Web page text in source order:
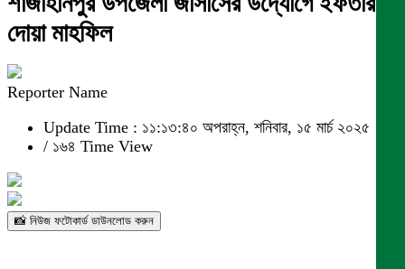
দোয়া মাহফিল
Reporter Name
Update Time : ১১:১৩:৪০ অপরাহ্ন, শনিবার, ১৫ মার্চ ২০২৫
/ ১৬৪ Time View
📸 নিউজ ফটোকার্ড ডাউনলোড করুন